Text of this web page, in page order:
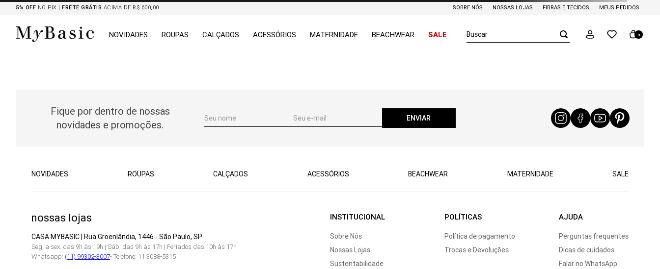
5% OFF NO PIX | FRETE GRÁTIS ACIMA DE R$ 600,00. SOBRE NÓS NOSSAS LOJAS FIBRAS E TECIDOS MEUS PEDIDOS
NOVIDADES ROUPAS CALÇADOS ACESSÓRIOS MATERNIDADE BEACHWEAR SALE Buscar
camisa
0
Fique por dentro de nossas
novidades e promoções.
ENVIAR
NOVIDADES ROUPAS CALÇADOS ACESSÓRIOS BEACHWEAR MATERNIDADE SALE
nossas lojas
CASA MYBASIC | Rua Groenlândia, 1446 - São Paulo, SP
Seg. a sex. das 9h às 19h | Sáb. das 9h às 17h | Feriados das 10h às 17h
Whatsapp: (11) 99302-3007- Telefone: 11 3088-5315
INSTITUCIONAL
Sobre Nós
Nossas Lojas
Sustentabilidade
POLÍTICAS
Política de pagamento
Trocas e Devoluções
AJUDA
Perguntas frequentes
Dicas de cuidados
Falar no WhatsApp